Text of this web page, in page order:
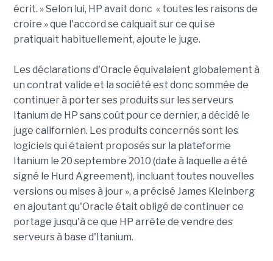
écrit. » Selon lui, HP avait donc « toutes les raisons de
croire » que l'accord se calquait sur ce qui se
pratiquait habituellement, ajoute le juge.
Les déclarations d'Oracle équivalaient globalement à
un contrat valide et la société est donc sommée de
continuer à porter ses produits sur les serveurs
Itanium de HP sans coût pour ce dernier, a décidé le
juge californien. Les produits concernés sont les
logiciels qui étaient proposés sur la plateforme
Itanium le 20 septembre 2010 (date à laquelle a été
signé le Hurd Agreement), incluant toutes nouvelles
versions ou mises à jour », a précisé James Kleinberg
en ajoutant qu'Oracle était obligé de continuer ce
portage jusqu'à ce que HP arrête de vendre des
serveurs à base d'Itanium.